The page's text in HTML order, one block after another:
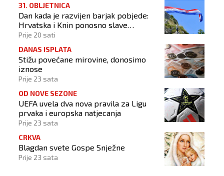
31. OBLJETNICA
Dan kada je razvijen barjak pobjede:
Hrvatska i Knin ponosno slave
obljetnicu Oluje
Prije 20 sati
DANAS ISPLATA
Stižu povećane mirovine, donosimo
iznose
Prije 23 sata
OD NOVE SEZONE
UEFA uvela dva nova pravila za Ligu
prvaka i europska natjecanja
Prije 23 sata
CRKVA
Blagdan svete Gospe Snježne
Prije 23 sata